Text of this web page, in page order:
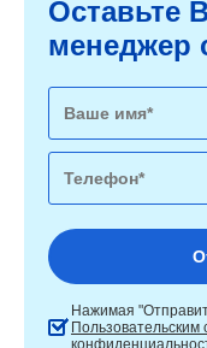
Оставьте
менеджер
Нажимая
Пользовательским